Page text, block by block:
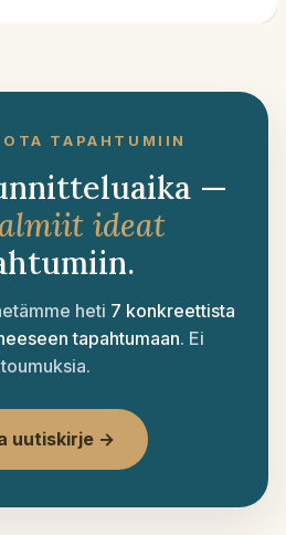
TAPAHTUMIIN
—
ideat
heti 7 konkreettista
tapahtumaan. Ei
uutiskirje →